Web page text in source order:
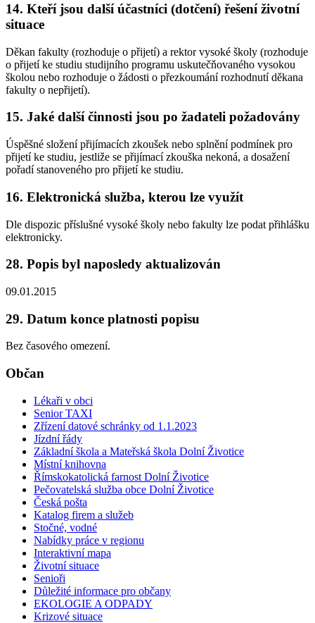
14. Kteří jsou další účastníci (dotčení) řešení životní
situace
Děkan fakulty (rozhoduje o přijetí) a rektor vysoké školy (rozhoduje
o přijetí ke studiu studijního programu uskutečňovaného vysokou
školou nebo rozhoduje o žádosti o přezkoumání rozhodnutí děkana
fakulty o nepřijetí).
15. Jaké další činnosti jsou po žadateli požadovány
Úspěšné složení přijímacích zkoušek nebo splnění podmínek pro
přijetí ke studiu, jestliže se přijímací zkouška nekoná, a dosažení
pořadí stanoveného pro přijetí ke studiu.
16. Elektronická služba, kterou lze využít
Dle dispozic příslušné vysoké školy nebo fakulty lze podat přihlášku
elektronicky.
28. Popis byl naposledy aktualizován
09.01.2015
29. Datum konce platnosti popisu
Bez časového omezení.
Občan
Lékaři v obci
Senior TAXI
Zřízení datové schránky od 1.1.2023
Jízdní řády
Základní škola a Mateřská škola Dolní Životice
Místní knihovna
Římskokatolická farnost Dolní Životice
Pečovatelská služba obce Dolní Životice
Česká pošta
Katalog firem a služeb
Stočné, vodné
Nabídky práce v regionu
Interaktivní mapa
Životní situace
Senioři
Důležité informace pro občany
EKOLOGIE A ODPADY
Krizové situace